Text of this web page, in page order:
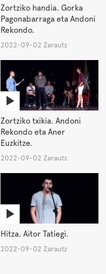
Zortziko handia. Gorka
Pagonabarraga eta Andoni
Rekondo.
2022-09-02 Zarautz
Zortziko txikia. Andoni
Rekondo eta Aner
Euzkitze.
2022-09-02 Zarautz
Hitza. Aitor Tatiegi.
2022-09-02 Zarautz